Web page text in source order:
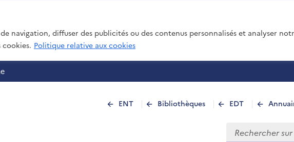
navigation, diffuser des publicités ou des contenus personnalisés et analyser
Politique relative aux cookies
ENT Bibliothèques EDT
Rechercher sur